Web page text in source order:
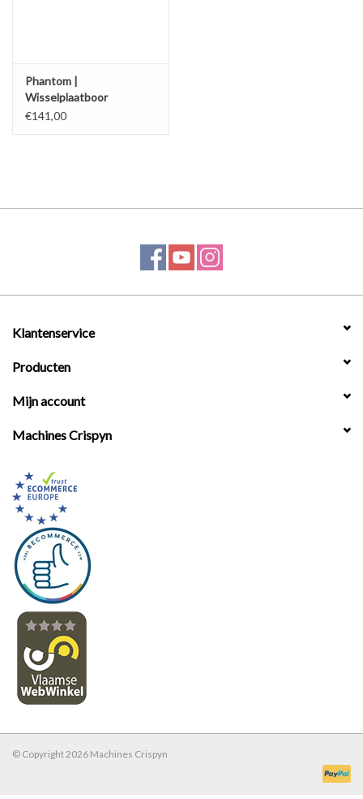
Phantom |
Wisselplaatboor
€141,00
Klantenservice
Producten
Mijn account
Machines Crispyn
© Copyright 2026 Machines Crispyn